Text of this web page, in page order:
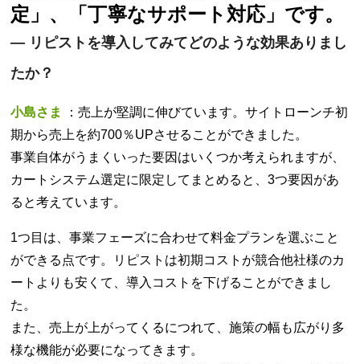
定」、「丁寧なサポート対応」です。
— リピストを導入してみてどのような効果ありまし
たか？
小島さま
：売上が堅調に伸びています。サイトローンチ初
期から売上を約700％UPさせることができました。
事業自体がうまくいった要因はいくつか考えられますが、
カートシステム選定に限定してまとめると、3つ要因があ
ると考えています。
1つ目は、事業フェーズに合わせて料金プランを選ぶこと
ができる点です。リピストは初期コストが競合他社様のカ
ートよりも安くて、導入コストを下げることができまし
た。
また、売上が上がってくるにつれて、施策の幅も広がり多
様な機能が必要になってきます。